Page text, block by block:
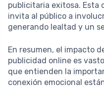
publicitaria exitosa. Esta
invita al público a
generando lealtad y un
En resumen, el impacto
publicidad online es
que entienden la
conexión emocional